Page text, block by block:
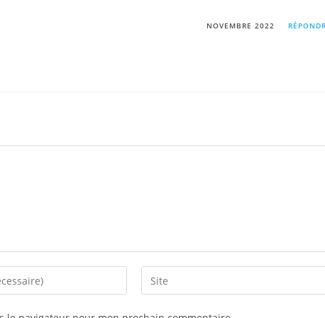
NOVEMBRE 2022